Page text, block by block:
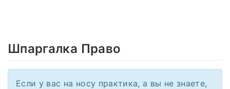
Шпаргалка Право
Если у вас на носу практика, а вы не знаете,